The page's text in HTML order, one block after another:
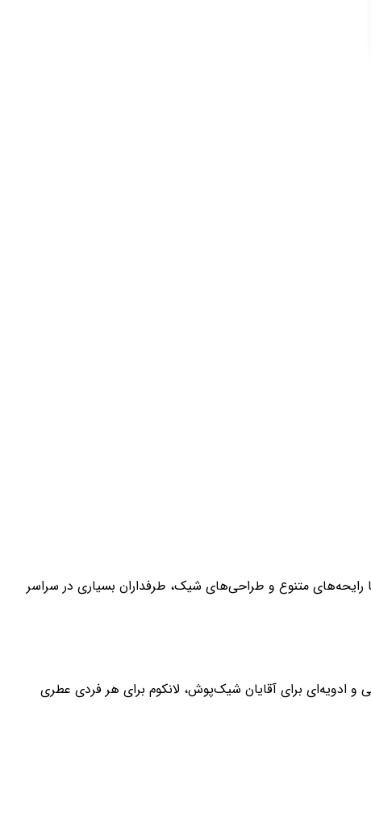
با رایحه‌های متنوع و طراحی‌های شیک، طرفداران بسیاری در سراسر
و ادویه‌ای برای آقایان شیک‌پوش، لانکوم برای هر فردی عطری